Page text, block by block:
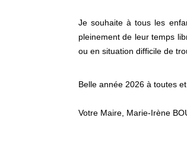
Je souhaite à tous les
pleinement de leur temps
ou en situation difficile de
Belle année 2026 à toutes
Votre Maire, Marie-Irène